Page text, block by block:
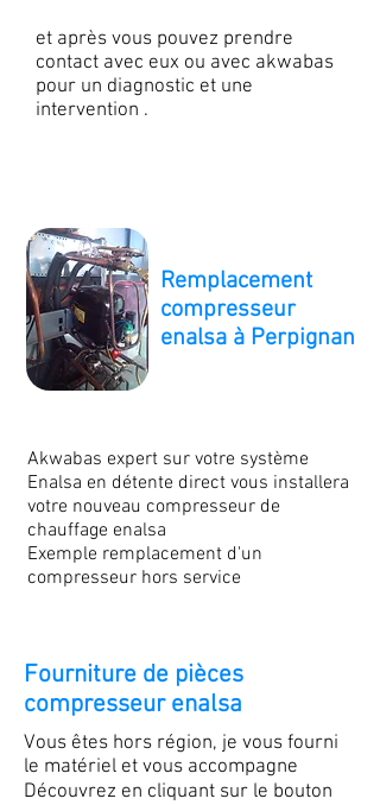
et après vous pouvez prendre
contact avec eux ou avec akwabas
pour un diagnostic et une
intervention .
Remplacement
compresseur
enalsa à Perpignan
Akwabas expert sur votre système
Enalsa en détente direct vous installera
votre nouveau compresseur de
chauffage enalsa
Exemple remplacement d'un
compresseur hors service
Fourniture de pièces
compresseur enalsa
Vous êtes hors région, je vous fourni
le matériel et vous accompagne
Découvrez en cliquant sur le bouton